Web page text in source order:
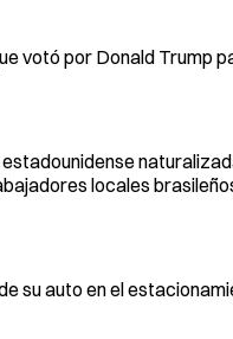
votó por Donald
locales
su auto en el